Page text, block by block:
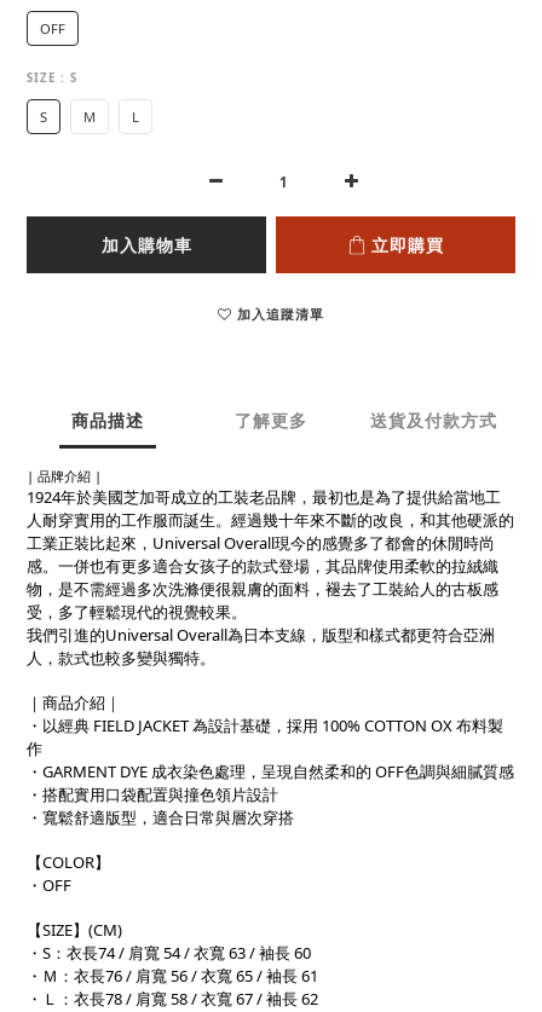
OFF
SIZE : S
S M L
加入購物車 立即購買
加入追蹤清單
商品描述 了解更多 送貨及付款方式
| 品牌介紹 |
1924年於美國芝加哥成立的工裝老品牌，最初也是為了提供給當地工
人耐穿實用的工作服而誕生。經過幾十年來不斷的改良，和其他硬派的
工業正裝比起來，Universal Overall現今的感覺多了都會的休閒時尚
感。一併也有更多適合女孩子的款式登場，其品牌使用柔軟的拉絨織
物，是不需經過多次洗滌便很親膚的面料，褪去了工裝給人的古板感
受，多了輕鬆現代的視覺較果。
我們引進的Universal Overall為日本支線，版型和樣式都更符合亞洲
人，款式也較多變與獨特。
｜商品介紹｜
・以經典 FIELD JACKET 為設計基礎，採用 100% COTTON OX 布料製
作
・GARMENT DYE 成衣染色處理，呈現自然柔和的 OFF色調與細膩質感
・搭配實用口袋配置與撞色領片設計
・寬鬆舒適版型，適合日常與層次穿搭
【COLOR】
・OFF
【SIZE】(CM)
・S：衣長74 / 肩寬 54 / 衣寬 63 / 袖長 60
・Ｍ：衣長76 / 肩寬 56 / 衣寬 65 / 袖長 61
・Ｌ：衣長78 / 肩寬 58 / 衣寬 67 / 袖長 62